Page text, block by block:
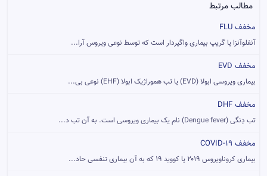
مطالب مرتبط
مخفف FLU
آنفلوآنزا یا گریپ بیماری واگیردار است که توسط نوعی ویروس آرا...
مخفف EVD
بیماری ویروسی ابولا (EVD) یا تب هموراژیک ابولا (EHF) نوعی بی...
مخفف DHF
تب دِنگی (Dengue fever) نام یک بیماری ویروسی است. به آن تب د...
مخفف COVID-19
بیماری کروناویروس ۲۰۱۹ یا کووید ۱۹ که به آن بیماری تنفسی حاد...